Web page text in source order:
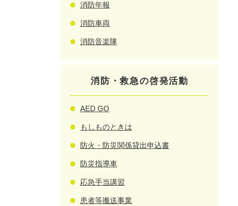
消防年報
消防車両
消防音楽隊
消防・救急の啓発活動
AED GO
もしものときは
防火・防災関係貸出申込書
防災指導車
応急手当講習
患者等搬送事業